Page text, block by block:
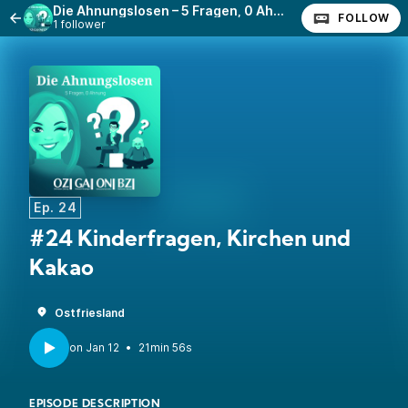
Die Ahnungslosen – 5 Fragen, 0 Ahnung
1 follower FOLLOW
Ep. 24
#24 Kinderfragen, Kirchen und
Kakao
Ostfriesland
• 21min 56s
EPISODE DESCRIPTION